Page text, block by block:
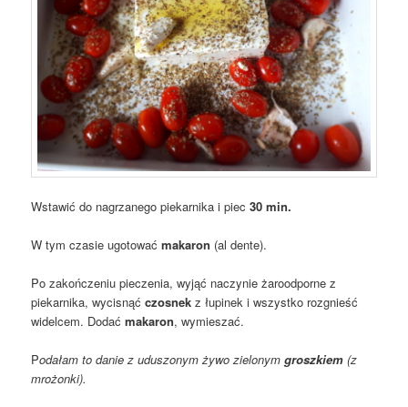
Wstawić do nagrzanego piekarnika i piec30 min.
W tym czasie ugotowaćmakaron (al dente).
Po zakończeniu pieczenia, wyjąć naczynie żaroodporne z
piekarnika, wycisnąć czosnek z łupinek i wszystko rozgnieść
widelcem. Dodaćmakaron, wymieszać.
Podałam to danie z uduszonym żywo zielonymgroszkiem (z
mrożonki).